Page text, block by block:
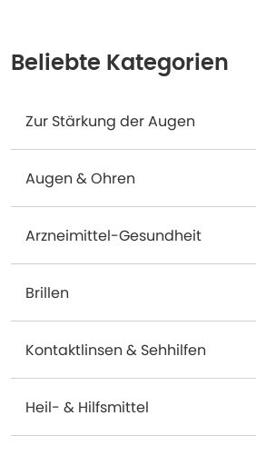
Beliebte Kategorien
Zur Stärkung der Augen
Augen & Ohren
Arzneimittel-Gesundheit
Brillen
Kontaktlinsen & Sehhilfen
Heil- & Hilfsmittel